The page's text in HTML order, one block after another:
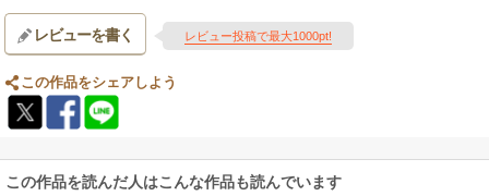
レビューを書く レビュー投稿で最大1000pt!
この作品をシェアしよう
この作品を読んだ人はこんな作品も読んでいます